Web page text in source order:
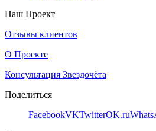
Наш Проект
Отзывы клиентов
О Проекте
Консультация Звездочёта
Поделиться
FacebookVKTwitterOK.ru